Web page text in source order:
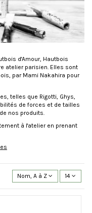
d'Amour, Hautbois
atelier parisien. Elles sont
par Mami Nakahira pour
telles que Rigotti, Ghys,
de forces et de tailles
nos produits.
à l'atelier en prenant
Nom, A à Z 14